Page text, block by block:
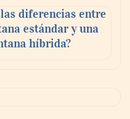
las diferencias entre
estándar y una
híbrida?